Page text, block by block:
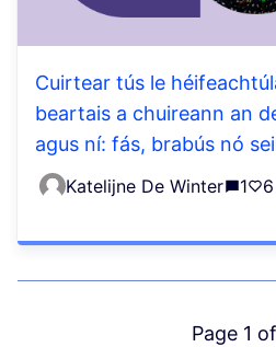
Cuirtear tús le
beartais a chuireann an
agus ní: fás, brabús nó
Katelijne De Winter 1 6
Page 1